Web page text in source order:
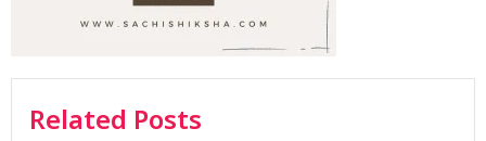
Related Posts